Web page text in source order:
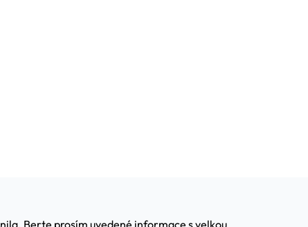
Berte prosím uvedené informace s velkou